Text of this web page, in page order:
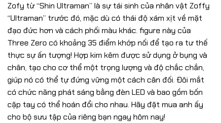
Zofy từ “Shin Ultraman” là sự tái sinh của nhân vật Zoffy
“Ultraman” trước đó, mặc dù có thái độ xám xịt về mặt
đạo đức hơn và cách phối màu khác. figure này của
Three Zero có khoảng 35 điểm khớp nối để tạo ra tư thế
thực sự ấn tượng! Hợp kim kẽm được sử dụng ở bụng và
chân, tạo cho cơ thể một trọng lượng và độ chắc chắn,
giúp nó có thể tự đứng vững một cách cân đối. Đôi mắt
có chức năng phát sáng bằng đèn LED và bao gồm bốn
cặp tay có thể hoán đổi cho nhau. Hãy đặt mua anh ấy
cho bộ sưu tập của riêng bạn ngay hôm nay!